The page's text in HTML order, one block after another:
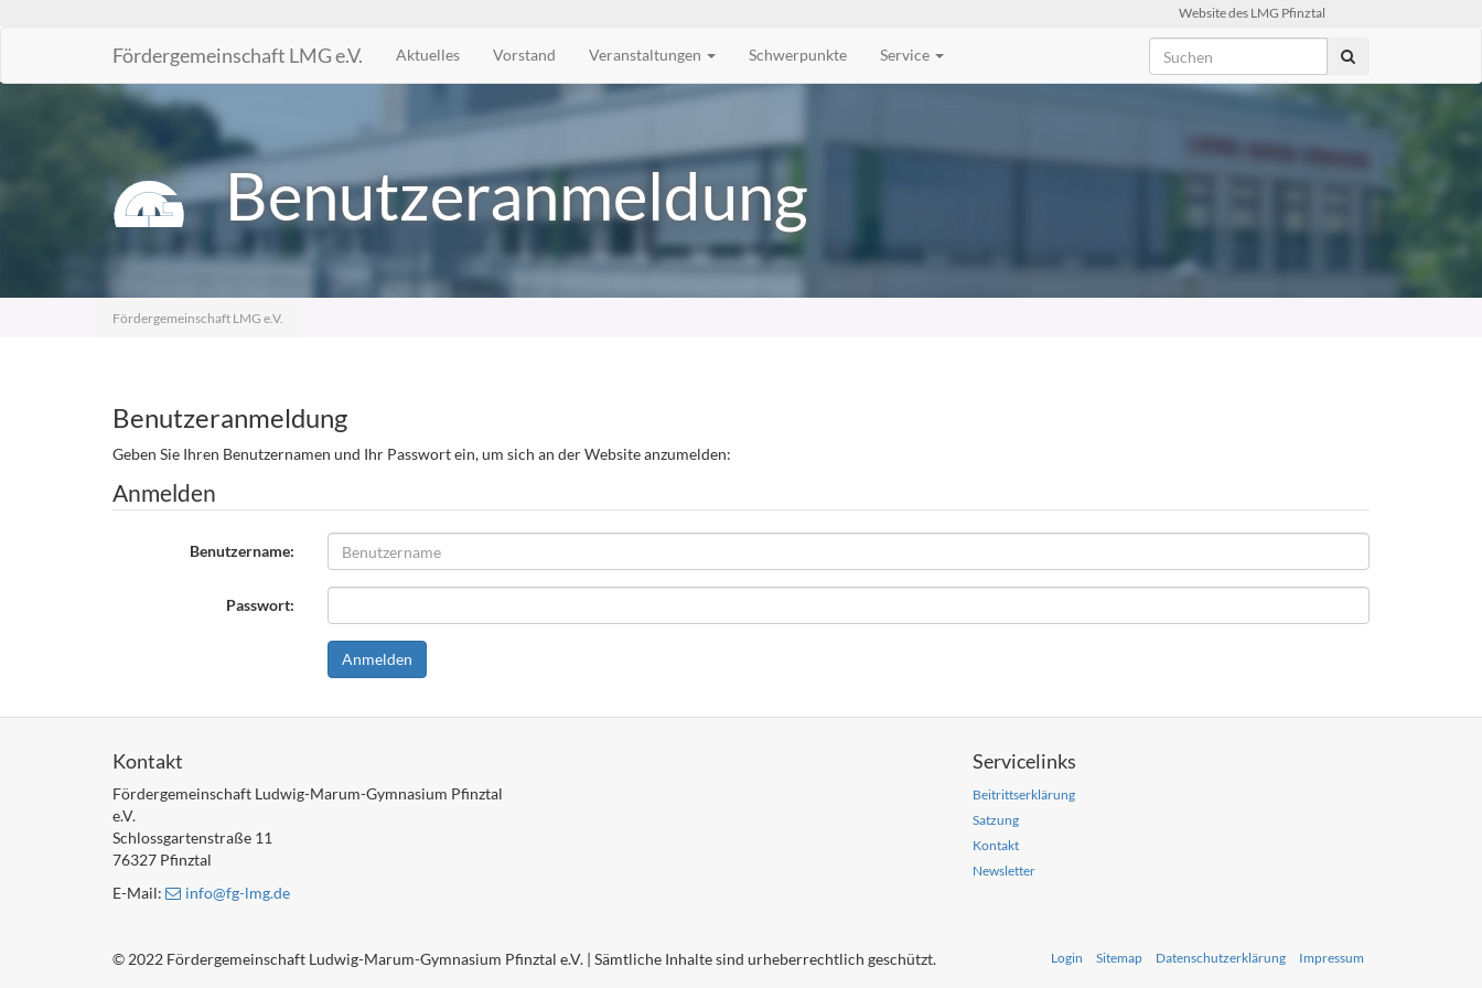
Website des LMG Pfinztal
Fördergemeinschaft LMG e.V. Aktuelles Vorstand Veranstaltungen Schwerpunkte Service
Benutzeranmeldung
Fördergemeinschaft LMG e.V.
Benutzeranmeldung
Geben Sie Ihren Benutzernamen und Ihr Passwort ein, um sich an der Website anzumelden:
Anmelden
Benutzername:
Passwort:
Kontakt
Fördergemeinschaft Ludwig-Marum-Gymnasium Pfinztal
e.V.
Schlossgartenstraße 11
76327 Pfinztal
E-Mail:
info@fg-lmg.de
Servicelinks
Beitrittserklärung
Satzung
Kontakt
Newsletter
© 2022 Fördergemeinschaft Ludwig-Marum-Gymnasium Pfinztal e.V. | Sämtliche Inhalte sind urheberrechtlich geschützt. Login Sitemap Datenschutzerklärung Impressum